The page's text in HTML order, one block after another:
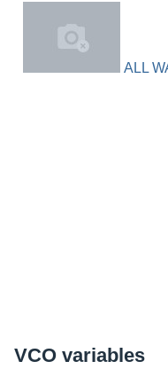
Male­volent_1audio 6
Male­volent_1audio 7
ALL
VCO variables